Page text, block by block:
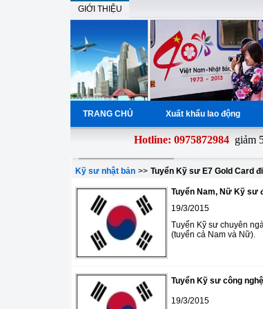
GIỚI THIỆU
TRANG CHỦ Xuất khẩu lao động
Hotline: 0975872984giảm 5%
Kỹ sư nhật bản >> Tuyển Kỹ sư E7 Gold Card
Tuyển Nam, Nữ Kỹ sư
19/3/2015
Tuyển Kỹ sư chuyên
(tuyển cả Nam và Nữ).
Tuyển Kỹ sư công
19/3/2015